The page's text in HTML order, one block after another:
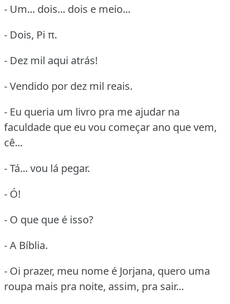
- Um... dois... dois e meio...
- Dois, Pi π.
- Dez mil aqui atrás!
- Vendido por dez mil reais.
- Eu queria um livro pra me ajudar na
faculdade que eu vou começar ano que vem,
cê...
- Tá... vou lá pegar.
- Ó!
- O que que é isso?
- A Bíblia.
- Oi prazer, meu nome é Jorjana, quero uma
roupa mais pra noite, assim, pra sair...